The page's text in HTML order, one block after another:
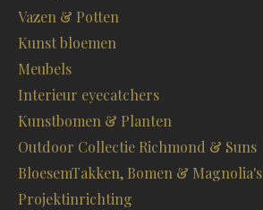
Vazen & Potten
Kunst bloemen
Meubels
Interieur eyecatchers
Kunstbomen & Planten
Outdoor Collectie Richmond & Suns
BloesemTakken, Bomen & Magnolia's
Projektinrichting